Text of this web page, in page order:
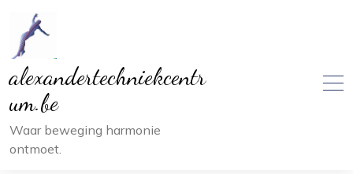
inhoud
alexandertechniekcentr
um.be
Waar beweging harmonie
ontmoet.